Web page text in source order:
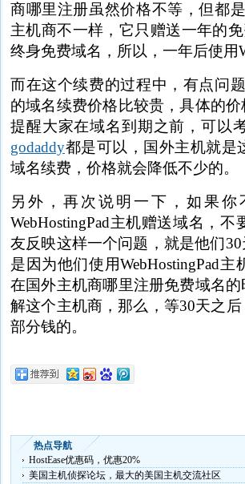
商哪里注册虽然价格不等，但都
主机商不一样，它只赠送一年的
终身免费域名，所以，一年后使用
而在这个续费的过程中，有点问
的域名续费价格比较贵，具体的
提醒大家在域名到期之前，可以
godaddy都是可以，国外主机就是
域名续费，价格就会降低不少的。
另外，再次说明一下，如果
WebHostingPad主机赠送域名，
友反映这样一个问题，就是他们
是因为他们使用WebHostingPad
在国外主机商哪里注册免费域名
解这个主机商，那么，等30天之
部分钱的。
热点导航
HostEase优惠码，优惠20%
美国主机侦探论坛，最大的美国主机交流社区